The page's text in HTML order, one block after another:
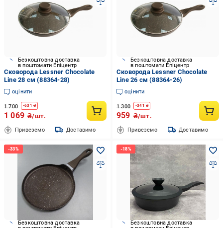
Безкоштовна доставка
в поштомати Епіцентр
Сковорода Lessner Chocolate
Line 28 см (88364-28)
оцінити
1 700 -631 ₴
1 069 ₴/шт.
Привеземо Доставимо
Безкоштовна доставка
в поштомати Епіцентр
Сковорода Lessner Chocolate
Line 26 см (88364-26)
оцінити
1 300 -341 ₴
959 ₴/шт.
Привеземо Доставимо
Безкоштовна доставка
Безкоштовна доставка